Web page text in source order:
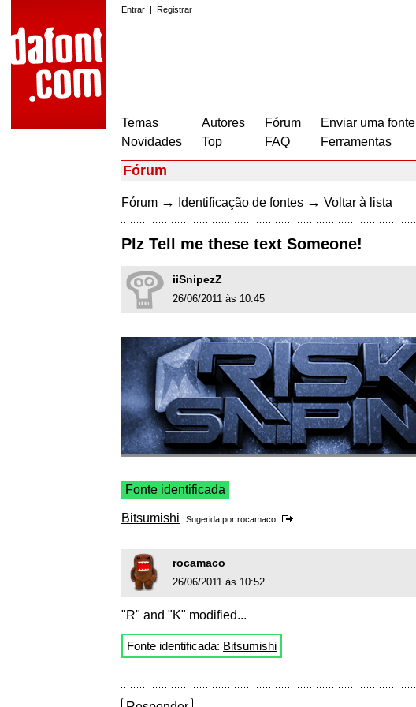
Entrar | Registrar
Temas
Novidades
Autores
Top
Fórum
FAQ
Enviar uma fonte
Ferramentas
Fórum
Fórum → Identificação de fontes → Voltar à lista
Plz Tell me these text Someone!
iiSnipezZ
26/06/2011 às 10:45
Fonte identificada
Bitsumishi Sugerida por rocamaco
rocamaco
26/06/2011 às 10:52
"R" and "K" modified...
Fonte identificada: Bitsumishi